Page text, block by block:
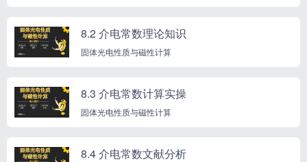
8.2 介电常数理论知识
固体光电性质与磁性计算
8.3 介电常数计算实操
固体光电性质与磁性计算
8.4 介电常数文献分析